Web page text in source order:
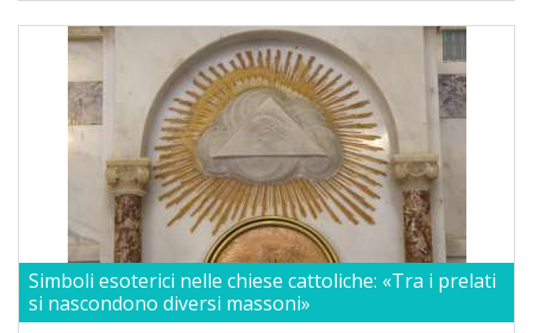
Simboli esoterici nelle chiese cattoliche: «Tra i prelati
si nascondono diversi massoni»